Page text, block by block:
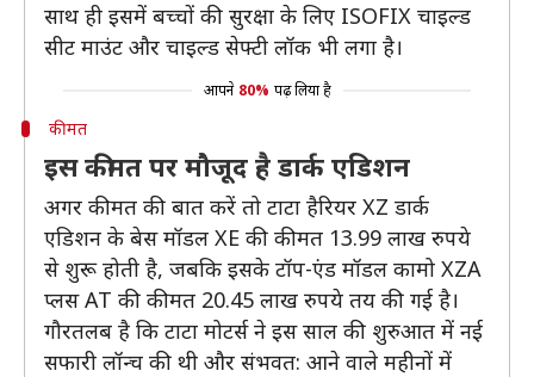
साथ ही इसमें बच्चों की सुरक्षा के लिए ISOFIX चाइल्ड
सीट माउंट और चाइल्ड सेफ्टी लॉक भी लगा है।
आपने 80% पढ़ लिया है
कीमत
इस कीमत पर मौजूद है डार्क एडिशन
अगर कीमत की बात करें तो टाटा हैरियर XZ डार्क
एडिशन के बेस मॉडल XE की कीमत 13.99 लाख रुपये
से शुरू होती है, जबकि इसके टॉप-एंड मॉडल कामो XZA
प्लस AT की कीमत 20.45 लाख रुपये तय की गई है।
गौरतलब है कि टाटा मोटर्स ने इस साल की शुरुआत में नई
सफारी लॉन्च की थी और संभवत: आने वाले महीनों में